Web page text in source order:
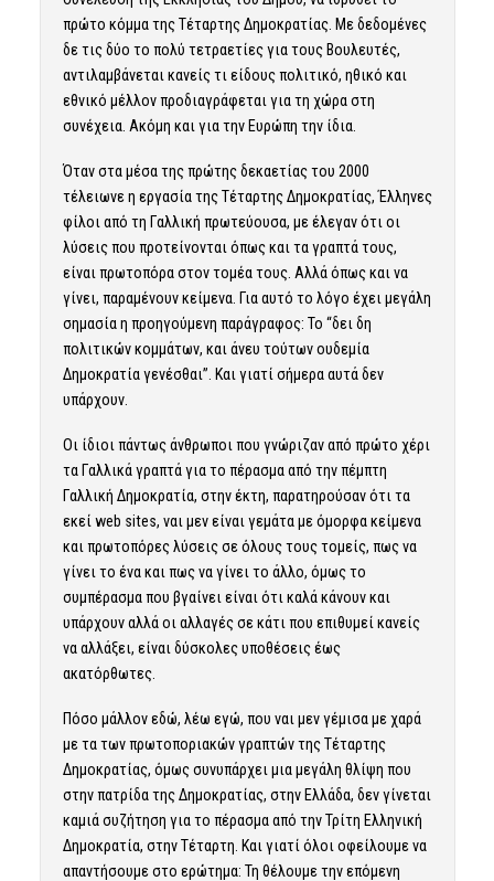
πρώτο κόμμα της Τέταρτης Δημοκρατίας. Με δεδομένες
δε τις δύο το πολύ τετραετίες για τους Βουλευτές,
αντιλαμβάνεται κανείς τι είδους πολιτικό, ηθικό και
εθνικό μέλλον προδιαγράφεται για τη χώρα στη
συνέχεια. Ακόμη και για την Ευρώπη την ίδια.
Όταν στα μέσα της πρώτης δεκαετίας του 2000
τέλειωνε η εργασία της Τέταρτης Δημοκρατίας, Έλληνες
φίλοι από τη Γαλλική πρωτεύουσα, με έλεγαν ότι οι
λύσεις που προτείνονται όπως και τα γραπτά τους,
είναι πρωτοπόρα στον τομέα τους. Αλλά όπως και να
γίνει, παραμένουν κείμενα. Για αυτό το λόγο έχει μεγάλη
σημασία η προηγούμενη παράγραφος: To “δει δη
πολιτικών κομμάτων, και άνευ τούτων ουδεμία
Δημοκρατία γενέσθαι”. Και γιατί σήμερα αυτά δεν
υπάρχουν.
Οι ίδιοι πάντως άνθρωποι που γνώριζαν από πρώτο χέρι
τα Γαλλικά γραπτά για το πέρασμα από την πέμπτη
Γαλλική Δημοκρατία, στην έκτη, παρατηρούσαν ότι τα
εκεί web sites, ναι μεν είναι γεμάτα με όμορφα κείμενα
και πρωτοπόρες λύσεις σε όλους τους τομείς, πως να
γίνει το ένα και πως να γίνει το άλλο, όμως το
συμπέρασμα που βγαίνει είναι ότι καλά κάνουν και
υπάρχουν αλλά οι αλλαγές σε κάτι που επιθυμεί κανείς
να αλλάξει, είναι δύσκολες υποθέσεις έως
ακατόρθωτες.
Πόσο μάλλον εδώ, λέω εγώ, που ναι μεν γέμισα με χαρά
με τα των πρωτοποριακών γραπτών της Τέταρτης
Δημοκρατίας, όμως συνυπάρχει μια μεγάλη θλίψη που
στην πατρίδα της Δημοκρατίας, στην Ελλάδα, δεν γίνεται
καμιά συζήτηση για το πέρασμα από την Τρίτη Ελληνική
Δημοκρατία, στην Τέταρτη. Και γιατί όλοι οφείλουμε να
απαντήσουμε στο ερώτημα: Τη θέλουμε την επόμενη